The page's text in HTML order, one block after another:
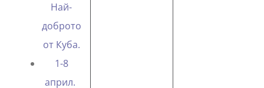
Най-
доброто
от Куба.
1-8
април.